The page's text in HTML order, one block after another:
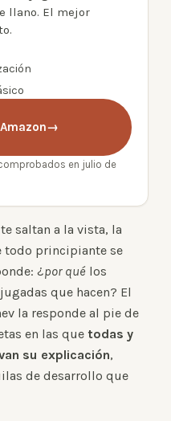
llano. El mejor
→
en julio de
saltan a la vista, la
todo principiante se
¿por qué los
que hacen? El
la responde al pie de
en las que todas y
su explicación,
de desarrollo que